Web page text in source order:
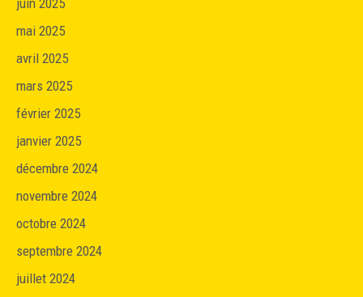
juin 2025
mai 2025
avril 2025
mars 2025
février 2025
janvier 2025
décembre 2024
novembre 2024
octobre 2024
septembre 2024
juillet 2024